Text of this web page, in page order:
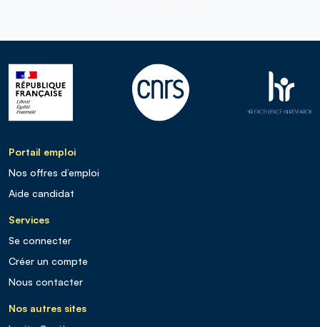
Portail emploi
Nos offres d’emploi
Aide candidat
Services
Se connecter
Créer un compte
Nous contacter
Nos autres sites